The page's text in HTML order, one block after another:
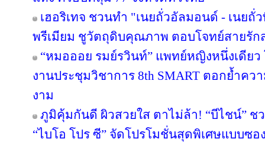
เฮอริเทจ ชวนทำ "เนยถั่วอัลมอนด์ - เนยถั่
พรีเมียม ชูวัตถุดิบคุณภาพ ตอบโจทย์สายรัก
“หมอออย รมย์รวินท์” แพทย์หญิงหนึ่งเดีย
งานประชุมวิชาการ 8th SMART ตอกย้ำค
งาม
ภูมิคุ้มกันดี ผิวสวยใส ตาไม่ล้า! “บีไชน์” ช
“ไบโอ โปร ซี” จัดโปรโมชั่นสุดพิเศษแบบซอ